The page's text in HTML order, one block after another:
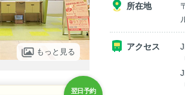
もっと見る
所在地
アクセス